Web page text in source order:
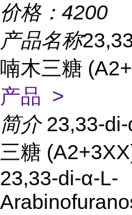
价格： 4200
产品名称
喃木三糖
产品 >
简介 23,33-
三糖
23,33-di-α-L-